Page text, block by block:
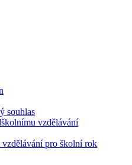
souhlas
vzdělávání
pro školní rok